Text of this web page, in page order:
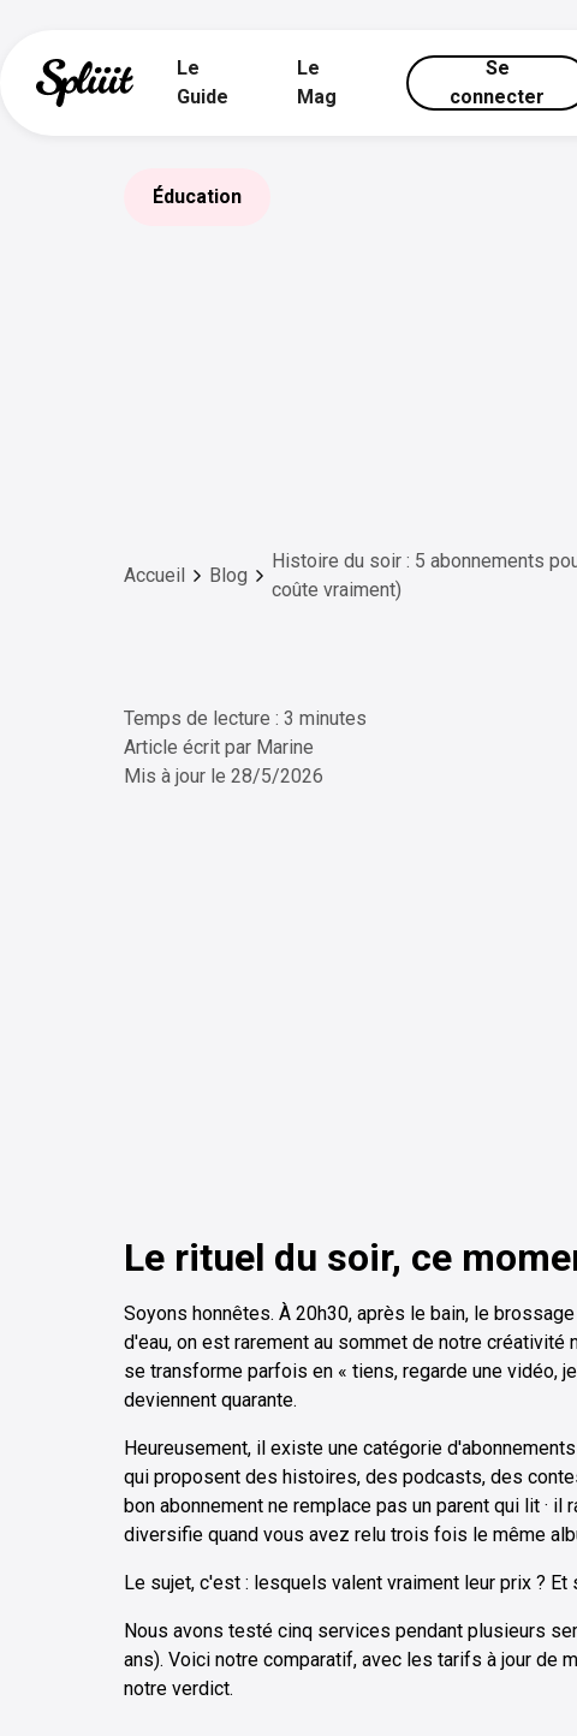
Le
Guide
Le
Mag
Se
connecter
Éducation
Accueil Blog
Histoire du soir : 5 abonnements
coûte vraiment)
Temps de lecture : 3 minutes
Article écrit par Marine
Mis à jour le 28/5/2026
Le rituel du soir, ce
Soyons honnêtes. À 20h30, après le bain, le
d'eau, on est rarement au sommet de notre
se transforme parfois en « tiens, regarde une vidéo,
deviennent quarante.
Heureusement, il existe une catégorie
qui proposent des histoires, des podcasts, des
bon abonnement ne remplace pas un parent qui lit ·
diversifie quand vous avez relu trois fois le même
Le sujet, c'est : lesquels valent vraiment leur prix ? Et
Nous avons testé cinq services pendant plusieurs
ans). Voici notre comparatif, avec les tarifs à jour de
notre verdict.